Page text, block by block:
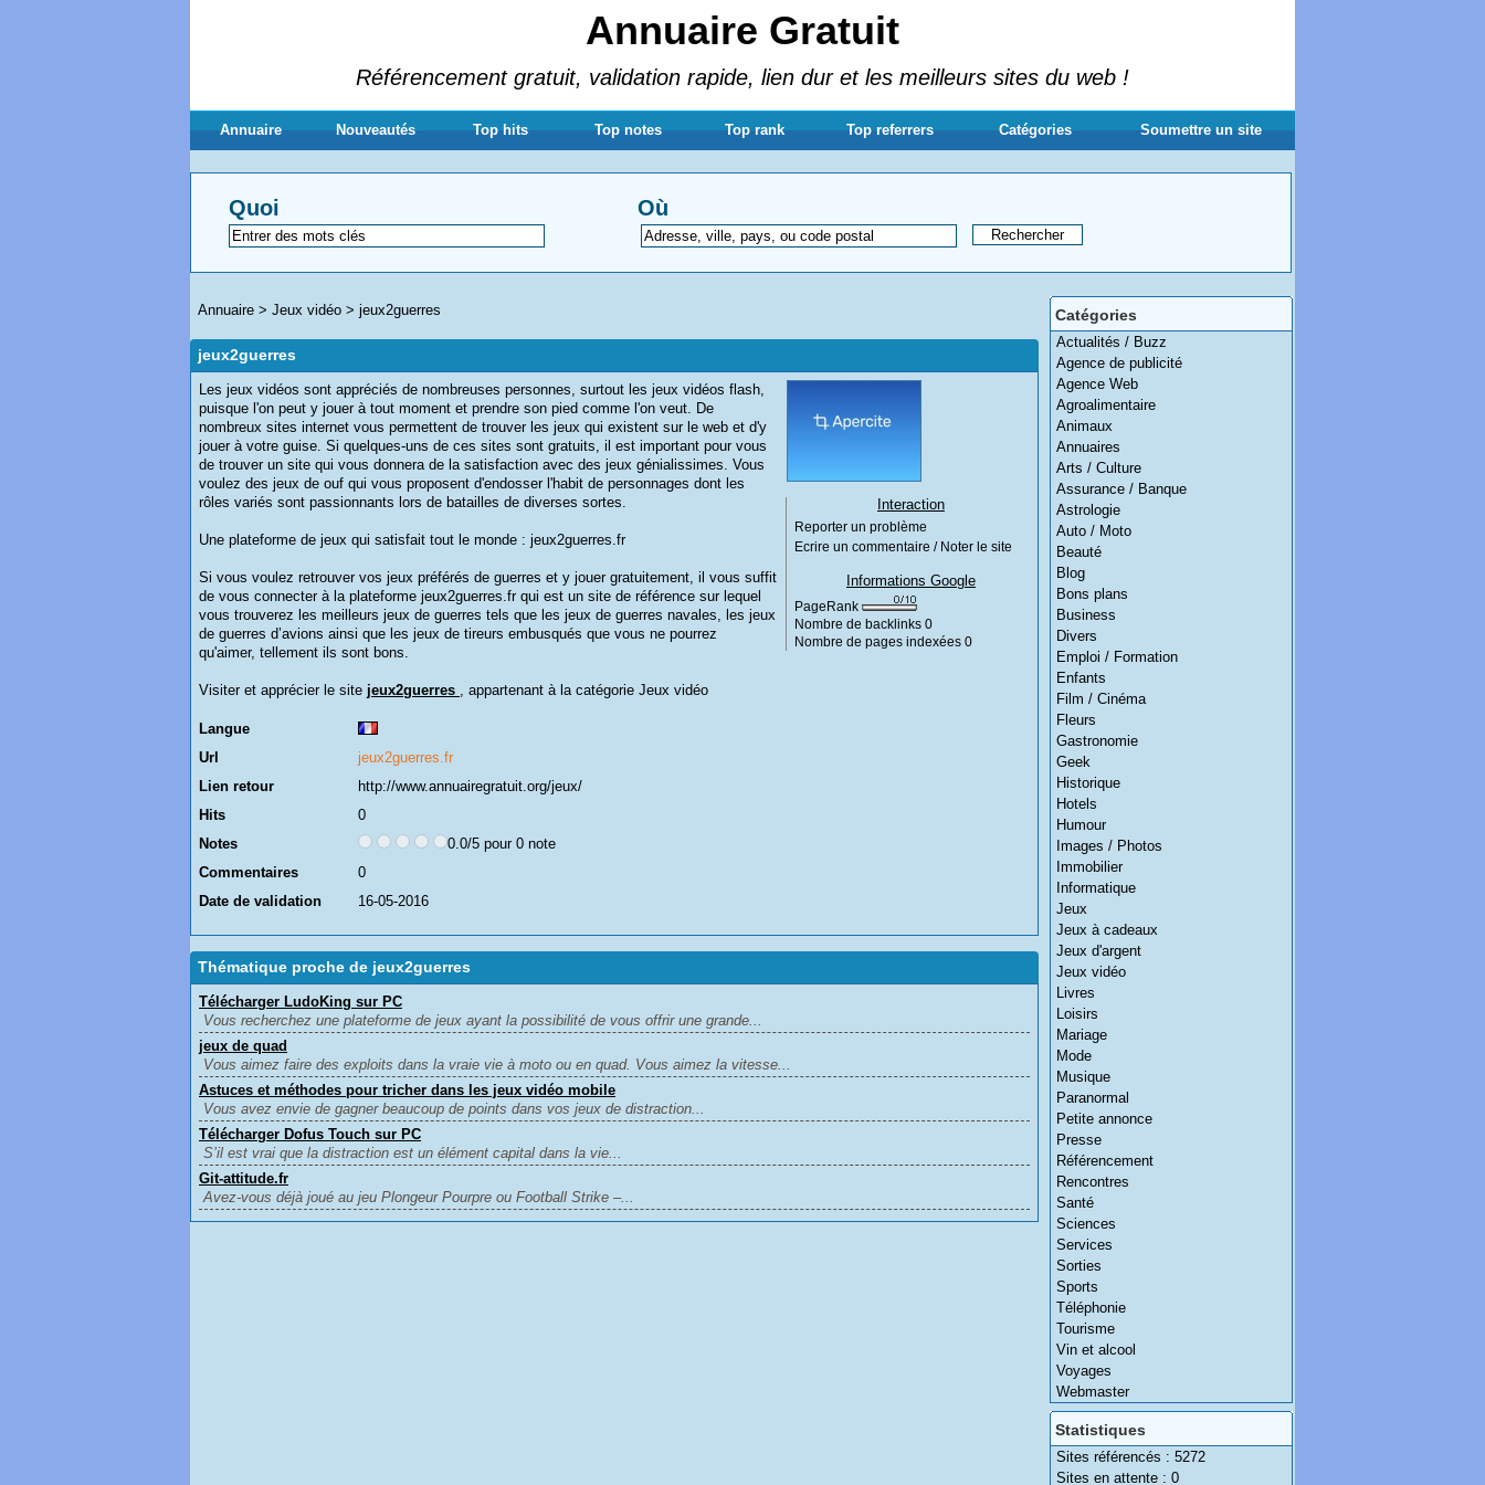
Annuaire Gratuit
Référencement gratuit, validation rapide, lien dur et les meilleurs sites du web !
Annuaire Nouveautés Top hits Top notes Top rank Top referrers Catégories Soumettre un site
Quoi Où
Catégories
Actualités / Buzz
Agence de publicité
Agence Web
Agroalimentaire
Animaux
Annuaires
Arts / Culture
Assurance / Banque
Astrologie
Auto / Moto
Beauté
Blog
Bons plans
Business
Divers
Emploi / Formation
Enfants
Film / Cinéma
Fleurs
Gastronomie
Geek
Historique
Hotels
Humour
Images / Photos
Immobilier
Informatique
Jeux
Jeux à cadeaux
Jeux d'argent
Jeux vidéo
Livres
Loisirs
Mariage
Mode
Musique
Paranormal
Petite annonce
Presse
Référencement
Rencontres
Santé
Sciences
Services
Sorties
Sports
Téléphonie
Tourisme
Vin et alcool
Voyages
Webmaster
Statistiques
Sites référencés : 5272
Sites en attente : 0
Annuaire > Jeux vidéo > jeux2guerres
jeux2guerres
Les jeux vidéos sont appréciés de nombreuses personnes, surtout les jeux vidéos flash,
puisque l'on peut y jouer à tout moment et prendre son pied comme l'on veut. De
nombreux sites internet vous permettent de trouver les jeux qui existent sur le web et d'y
jouer à votre guise. Si quelques-uns de ces sites sont gratuits, il est important pour vous
de trouver un site qui vous donnera de la satisfaction avec des jeux génialissimes. Vous
voulez des jeux de ouf qui vous proposent d'endosser l'habit de personnages dont les
rôles variés sont passionnants lors de batailles de diverses sortes.
Une plateforme de jeux qui satisfait tout le monde : jeux2guerres.fr
Si vous voulez retrouver vos jeux préférés de guerres et y jouer gratuitement, il vous suffit
de vous connecter à la plateforme jeux2guerres.fr qui est un site de référence sur lequel
vous trouverez les meilleurs jeux de guerres tels que les jeux de guerres navales, les jeux
de guerres d’avions ainsi que les jeux de tireurs embusqués que vous ne pourrez
qu'aimer, tellement ils sont bons.
Visiter et apprécier le site jeux2guerres , appartenant à la catégorie Jeux vidéo
Langue
Url
jeux2guerres.fr
Lien retour
http://www.annuairegratuit.org/jeux/
Hits
0
Notes
0.0/5 pour 0 note
Commentaires
0
Date de validation
16-05-2016
Interaction
Reporter un problème
Ecrire un commentaire / Noter le site
Informations Google
PageRank
Nombre de backlinks 0
Nombre de pages indexées 0
Thématique proche de jeux2guerres
Télécharger LudoKing sur PC
Vous recherchez une plateforme de jeux ayant la possibilité de vous offrir une grande...
jeux de quad
Vous aimez faire des exploits dans la vraie vie à moto ou en quad. Vous aimez la vitesse...
Astuces et méthodes pour tricher dans les jeux vidéo mobile
Vous avez envie de gagner beaucoup de points dans vos jeux de distraction...
Télécharger Dofus Touch sur PC
S’il est vrai que la distraction est un élément capital dans la vie...
Git-attitude.fr
Avez-vous déjà joué au jeu Plongeur Pourpre ou Football Strike –...